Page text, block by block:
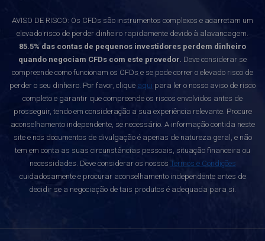
AVISO DE RISCO: Os CFDs são instrumentos complexos e acarretam um
elevado risco de perder dinheiro rapidamente devido à alavancagem.
85.5% das contas de pequenos investidores perdem dinheiro
quando negociam CFDs com este provedor. Deve considerar se
compreende como funcionam os CFDs e se pode correr o elevado risco de
perder o seu dinheiro. Por favor, clique aqui para ler o nosso aviso de risco
completo e garantir que compreende os riscos envolvidos antes de
prosseguir, tendo em consideração a sua experiência relevante. Procure
aconselhamento independente, se necessário. A informação contida neste
site e nos documentos de divulgação é apenas de natureza geral, e não
tem em conta as suas circunstâncias pessoais, situação financeira ou
necessidades. Deve considerar os nossos Termos e Condições
cuidadosamente e procurar aconselhamento independente antes de
decidir se a negociação de tais produtos é adequada para si.